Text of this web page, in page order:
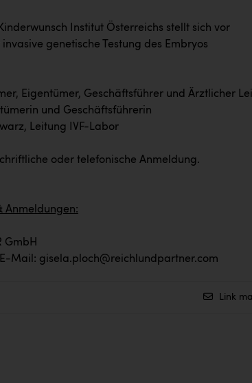
Institut Österreichs stellt sich vor
genetische Testung des Embryos
Eigentümer, Geschäftsführer und Ärztlicher
und Geschäftsführerin
Leitung IVF-Labor
oder telefonische Anmeldung.
Anmeldungen:
GmbH
E-Mail: gisela.ploch@reichlundpartner.com
Link